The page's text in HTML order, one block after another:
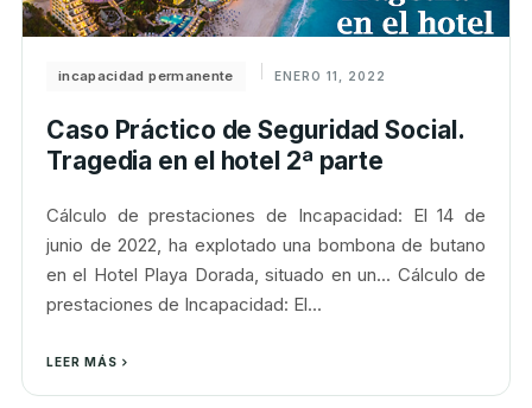
incapacidad permanente ENERO 11, 2022
Caso Práctico de Seguridad Social.
Tragedia en el hotel 2ª parte
Cálculo de prestaciones de Incapacidad: El 14 de
junio de 2022, ha explotado una bombona de butano
en el Hotel Playa Dorada, situado en un... Cálculo de
prestaciones de Incapacidad: El...
LEER MÁS